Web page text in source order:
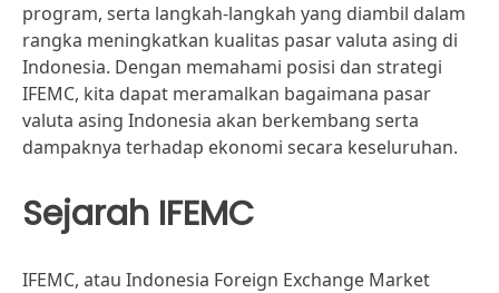
program, serta langkah-langkah yang diambil dalam
rangka meningkatkan kualitas pasar valuta asing di
Indonesia. Dengan memahami posisi dan strategi
IFEMC, kita dapat meramalkan bagaimana pasar
valuta asing Indonesia akan berkembang serta
dampaknya terhadap ekonomi secara keseluruhan.
Sejarah IFEMC
IFEMC, atau Indonesia Foreign Exchange Market